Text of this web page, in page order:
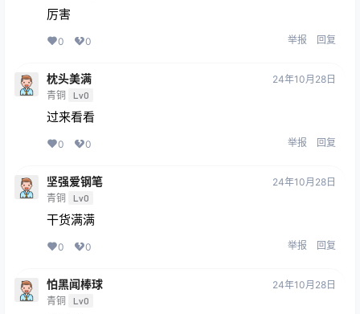
厉害
0 0 举报 回复
枕头美满
青铜 Lv0
24年10月28日
过来看看
0 0 举报 回复
坚强爱钢笔
青铜 Lv0
24年10月28日
干货满满
0 0 举报 回复
怕黑闻棒球
青铜 Lv0
24年10月28日